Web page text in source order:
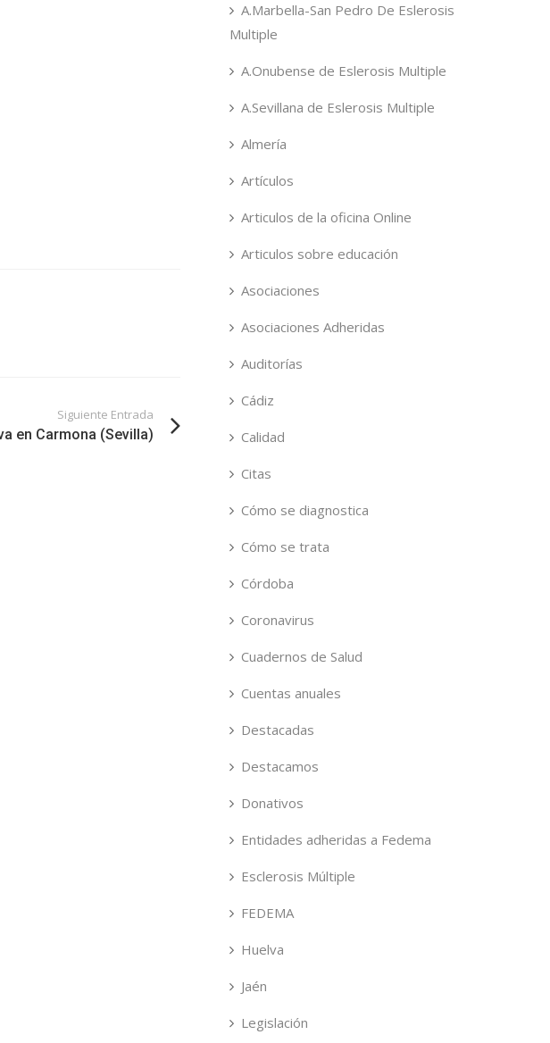
Siguiente Entrada
en Carmona (Sevilla)
A.Marbella-San Pedro De Eslerosis
Multiple
A.Onubense de Eslerosis Multiple
A.Sevillana de Eslerosis Multiple
Almería
Artículos
Articulos de la oficina Online
Articulos sobre educación
Asociaciones
Asociaciones Adheridas
Auditorías
Cádiz
Calidad
Citas
Cómo se diagnostica
Cómo se trata
Córdoba
Coronavirus
Cuadernos de Salud
Cuentas anuales
Destacadas
Destacamos
Donativos
Entidades adheridas a Fedema
Esclerosis Múltiple
FEDEMA
Huelva
Jaén
Legislación